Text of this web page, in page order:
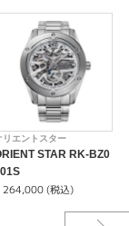
と呼ばれる機械式時
込められています。
リエントスター
STAR RK-BZ0
264,000 (税込)